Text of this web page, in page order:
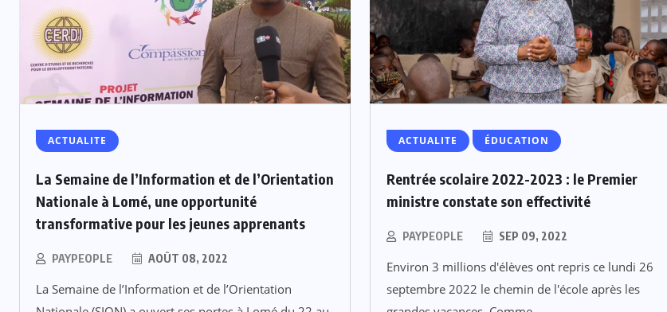
ACTUALITE
La Semaine de l’Information et de l’Orientation
Nationale à Lomé, une opportunité
transformative pour les jeunes apprenants
PAYPEOPLE AOÛT 08, 2022
La Semaine de l’Information et de l’Orientation
ACTUALITE ÉDUCATION
Rentrée scolaire 2022-2023 : le Premier
ministre constate son effectivité
PAYPEOPLE SEP 09, 2022
Environ 3 millions d'élèves ont repris ce lundi 26
septembre 2022 le chemin de l'école après les